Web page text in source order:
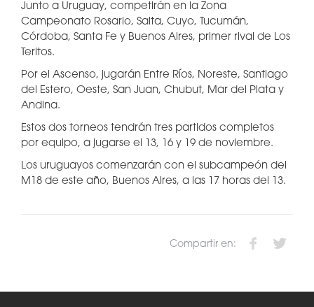
Junto a Uruguay, competirán en la Zona
Campeonato Rosario, Salta, Cuyo, Tucumán,
Córdoba, Santa Fe y Buenos Aires, primer rival de Los
Teritos.
Por el Ascenso, jugarán Entre Ríos, Noreste, Santiago
del Estero, Oeste, San Juan, Chubut, Mar del Plata y
Andina.
Estos dos torneos tendrán tres partidos completos
por equipo, a jugarse el 13, 16 y 19 de noviembre.
Los uruguayos comenzarán con el subcampeón del
M18 de este año, Buenos Aires, a las 17 horas del 13.
Compartir en: